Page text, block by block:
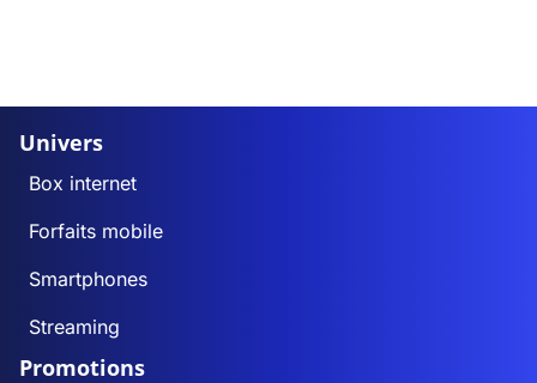
Univers
Box internet
Forfaits mobile
Smartphones
Streaming
Promotions